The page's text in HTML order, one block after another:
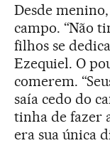
Desde
campo. “Não
filhos se
Ezequiel. O
comerem.
saía cedo do
tinha de fazer
era sua única